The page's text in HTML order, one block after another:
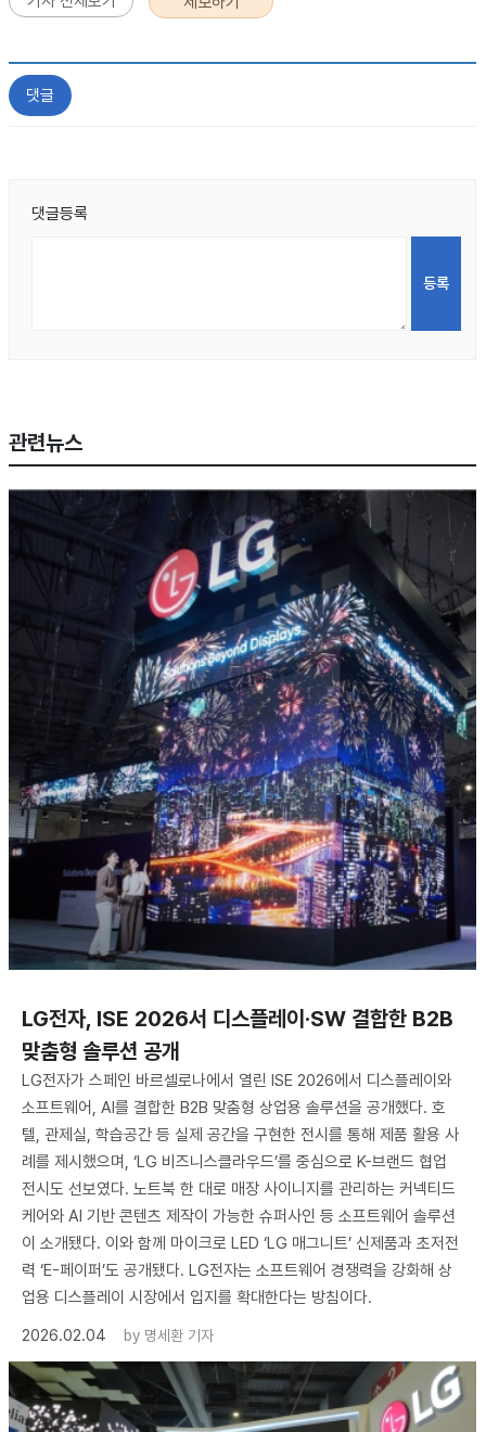
댓글
댓글등록
관련뉴스
LG전자, ISE 2026서 디스플레이·SW 결합한 B2B
맞춤형 솔루션 공개
LG전자가 스페인 바르셀로나에서 열린 ISE 2026에서 디스플레이와
소프트웨어, AI를 결합한 B2B 맞춤형 상업용 솔루션을 공개했다. 호
텔, 관제실, 학습공간 등 실제 공간을 구현한 전시를 통해 제품 활용 사
례를 제시했으며, ‘LG 비즈니스클라우드’를 중심으로 K-브랜드 협업
전시도 선보였다. 노트북 한 대로 매장 사이니지를 관리하는 커넥티드
케어와 AI 기반 콘텐츠 제작이 가능한 슈퍼사인 등 소프트웨어 솔루션
이 소개됐다. 이와 함께 마이크로 LED ‘LG 매그니트’ 신제품과 초저전
력 ‘E-페이퍼’도 공개됐다. LG전자는 소프트웨어 경쟁력을 강화해 상
업용 디스플레이 시장에서 입지를 확대한다는 방침이다.
2026.02.04
by 명세환 기자